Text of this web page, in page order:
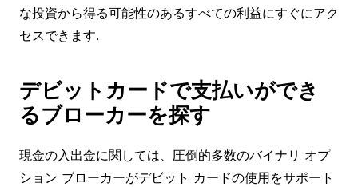
な投資から得る可能性のあるすべての利益にすぐにアク
セスできます.
デビットカードで支払いができ
るブローカーを探す
現金の入出金に関しては、圧倒的多数のバイナリ オプ
ション ブローカーがデビット カードの使用をサポート